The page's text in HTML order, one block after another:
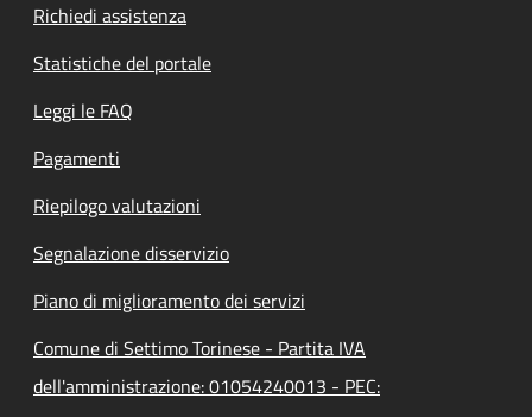
Richiedi assistenza
Statistiche del portale
Leggi le FAQ
Pagamenti
Riepilogo valutazioni
Segnalazione disservizio
Piano di miglioramento dei servizi
Comune di Settimo Torinese - Partita IVA
dell'amministrazione: 01054240013 - PEC: